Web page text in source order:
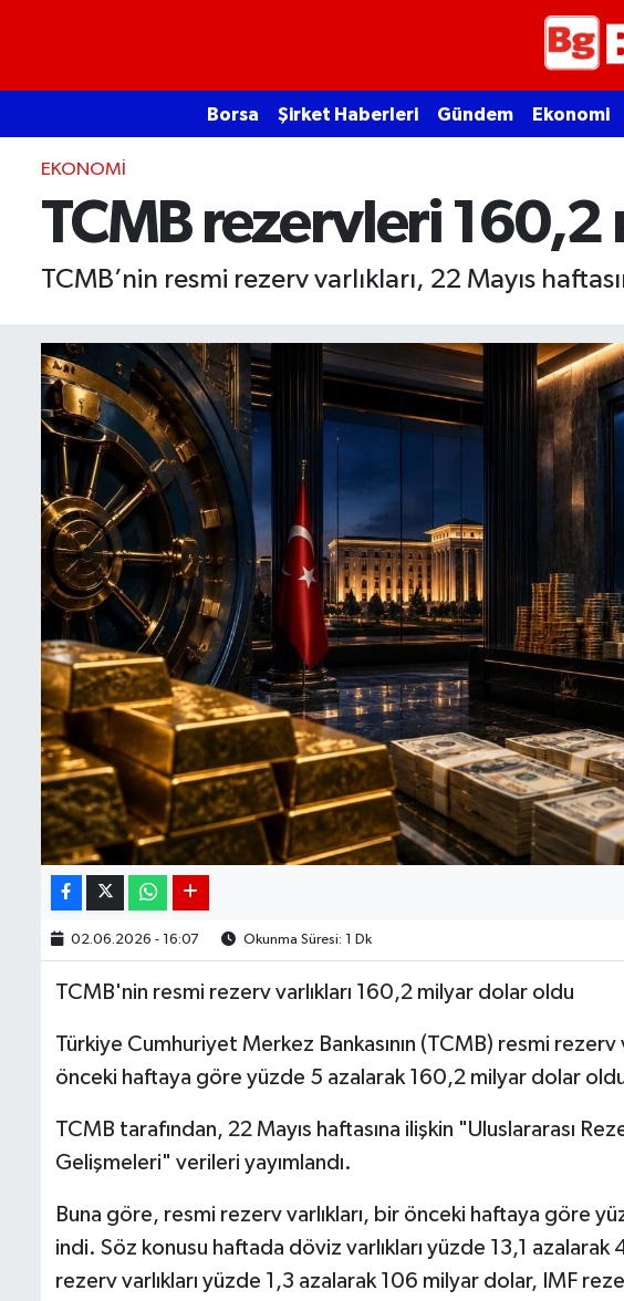
Borsa Şirket Haberleri Gündem Ekonomi
EKONOMI
TCMB rezervleri
TCMB’nin resmi rezerv varlıkları, 22 Mayıs
02.06.2026 - 16:07 Okunma Süresi: 1 Dk
TCMB'nin resmi rezerv varlıkları 160,2 milyar dolar oldu
Türkiye Cumhuriyet Merkez Bankasının (TCMB) resmi rezerv
önceki haftaya göre yüzde 5 azalarak 160,2 milyar dolar
TCMB tarafından, 22 Mayıs haftasına ilişkin "Uluslararası
Gelişmeleri" verileri yayımlandı.
Buna göre, resmi rezerv varlıkları, bir önceki haftaya göre
indi. Söz konusu haftada döviz varlıkları yüzde 13,1
rezerv varlıkları yüzde 1,3 azalarak 106 milyar dolar, IMF
Ekonomi
Emtia
Bitcoin
Şirket Haberleri
Borsa Gundem
BIST 100 Isı Haritası
Coin Isı Haritası
Ekonomik Takvim
Kiripto Para Piyasası
Gizlilik Sözleşmesi
Hakkımızda
İletişim